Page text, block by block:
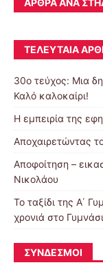
ΆΡΘΡΑ ΑΝΆ
ΤΕΛΕΥΤΑΊΑ
30o τεύχος: Μια
Καλό καλοκαίρι!
Η εμπειρία της
Αποχαιρετώντας
Αποφοίτηση –
Νικολάου
Το ταξίδι της Α΄
χρονιά στο
ΣΎΝΔΕΣΜΟΙ